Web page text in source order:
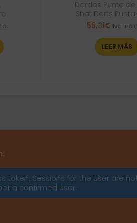
,
Dardos Punta
Shot Darts
55,31€ Iva
LEER MÁS
token: Sessions for the user are
a confirmed user.